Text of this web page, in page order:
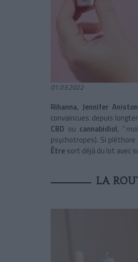
01.03.2022
Rihanna, Jennifer Aniston
convaincues depuis
CBD ou cannabidiol, “
psychotropes). Si
Êtresort déjà du lot avec
LA